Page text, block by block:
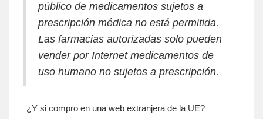
público de medicamentos sujetos a
prescripción médica no está permitida.
Las farmacias autorizadas solo pueden
vender por Internet medicamentos de
uso humano no sujetos a prescripción.
¿Y si compro en una web extranjera de la UE?